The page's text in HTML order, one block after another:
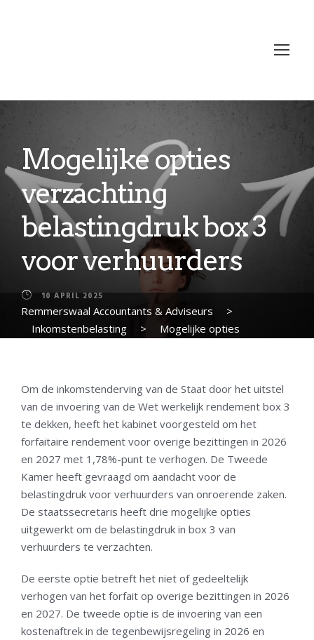
Mogelijke opties
verzachting
belastingdruk box 3
voor verhuurders
10 APRIL 2025
Remmerswaal Accountants & Adviseurs
>
Inkomstenbelasting
>
Mogelijke opties
Om de inkomstenderving van de Staat door het uitstel
van de invoering van de Wet werkelijk rendement box 3
te dekken, heeft het kabinet voorgesteld om het
forfaitaire rendement voor overige bezittingen in 2026
en 2027 met 1,78%-punt te verhogen. De Tweede
Kamer heeft gevraagd om aandacht voor de
belastingdruk voor verhuurders van onroerende zaken.
De staatssecretaris heeft drie mogelijke opties
uitgewerkt om de belastingdruk in box 3 van
verhuurders te verzachten.
De eerste optie betreft het niet of gedeeltelijk
verhogen van het forfait op overige bezittingen in 2026
en 2027. De tweede optie is de invoering van een
kostenaftrek in de tegenbewijsregeling in 2026 en